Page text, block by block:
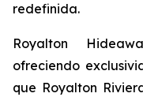
redefinida.
Royalton
ofreciendo
que Royalton